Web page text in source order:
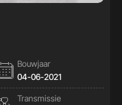
Bouwjaar
04-06-2021
Transmissie